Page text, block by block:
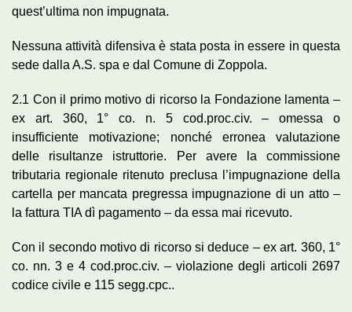
quest’ultima non impugnata.
Nessuna attività difensiva è stata posta in essere in questa
sede dalla A.S. spa e dal Comune di Zoppola.
2.1 Con il primo motivo di ricorso la Fondazione lamenta –
ex art. 360, 1° co. n. 5 cod.proc.civ. – omessa o
insufficiente motivazione; nonché erronea valutazione
delle risultanze istruttorie. Per avere la commissione
tributaria regionale ritenuto preclusa l’impugnazione della
cartella per mancata pregressa impugnazione di un atto –
la fattura TIA dì pagamento – da essa mai ricevuto.
Con il secondo motivo di ricorso si deduce – ex art. 360, 1°
co. nn. 3 e 4 cod.proc.civ. – violazione degli articoli 2697
codice civile e 115 segg.cpc..